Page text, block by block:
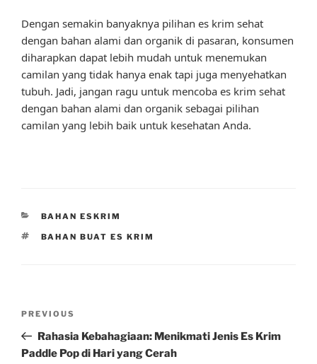
Dengan semakin banyaknya pilihan es krim sehat
dengan bahan alami dan organik di pasaran, konsumen
diharapkan dapat lebih mudah untuk menemukan
camilan yang tidak hanya enak tapi juga menyehatkan
tubuh. Jadi, jangan ragu untuk mencoba es krim sehat
dengan bahan alami dan organik sebagai pilihan
camilan yang lebih baik untuk kesehatan Anda.
CATEGORIES
BAHAN ESKRIM
TAGS
BAHAN BUAT ES KRIM
Previous
Post
PREVIOUS
Rahasia Kebahagiaan: Menikmati Jenis Es Krim
Paddle Pop di Hari yang Cerah